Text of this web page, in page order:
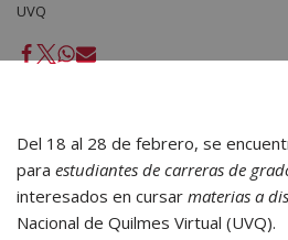
UVQ
Del 18 al 28 de febrero, se
para estudiantes de carreras de
interesados en cursar materias a
Nacional de Quilmes Virtual (UVQ).